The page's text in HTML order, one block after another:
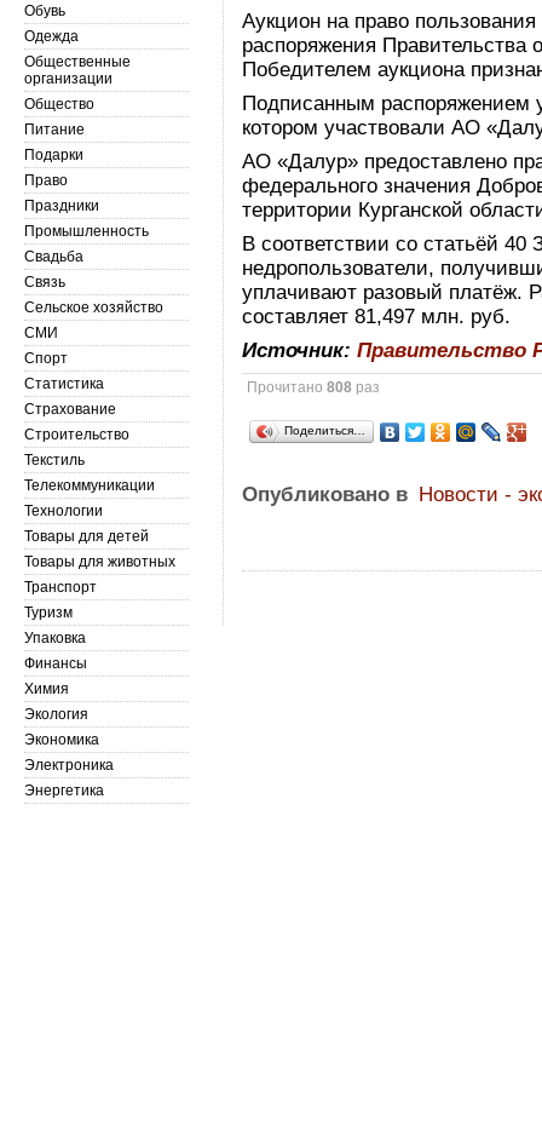
Аукцион на право
распоряжения Правительства
Победителем аукциона
Подписанным распоряжением
котором участвовали АО
АО «Далур» предоставлено
федерального значения
территории Курганской
В соответствии со статьёй
недропользователи,
уплачивают разовый платёж.
составляет 81,497 млн. руб.
Источник:Правительство
Прочитано808 раз
Поделиться…
Опубликовано в Новости -
Обувь
Одежда
Общественные
организации
Общество
Питание
Подарки
Право
Праздники
Промышленность
Свадьба
Связь
Сельское хозяйство
СМИ
Спорт
Статистика
Страхование
Строительство
Текстиль
Телекоммуникации
Технологии
Товары для детей
Товары для животных
Транспорт
Туризм
Упаковка
Финансы
Химия
Экология
Экономика
Электроника
Энергетика